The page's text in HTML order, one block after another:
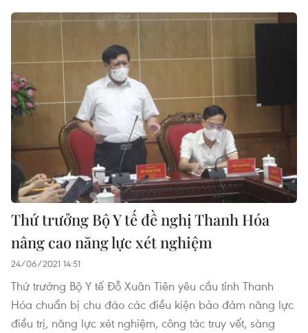
Thứ trưởng Bộ Y tế đề nghị Thanh Hóa
nâng cao năng lực xét nghiệm
24/06/2021 14:51
Thứ trưởng Bộ Y tế Đỗ Xuân Tiên yêu cầu tỉnh Thanh
Hóa chuẩn bị chu đáo các điều kiện bảo đảm năng lực
điều trị, năng lực xét nghiệm, công tác truy vết, sàng